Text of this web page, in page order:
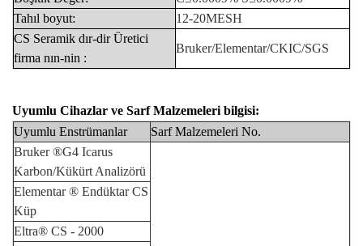
Tahıl boyut:
12-20MESH
CS Seramik dır-dirÜretici
firma nın-nin :
Bruker/Elementar/CKIC/SGS
Uyumlu Cihazlar ve Sarf Malzemeleri bilgisi:
Uyumlu Enstrümanlar
Sarf Malzemeleri No.
Bruker®​​G4 Icarus
Karbon/Kükürt Analizörü
Elementar® Endüktar CS
Küp
Eltra® CS - 2000